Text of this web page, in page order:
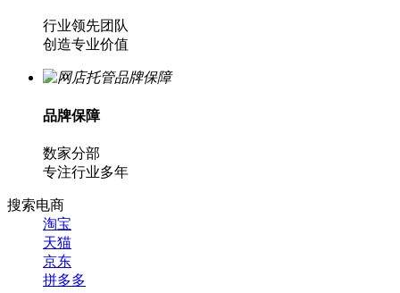
行业领先团队
创造专业价值
品牌保障
数家分部
专注行业多年
搜索电商
淘宝
天猫
京东
拼多多